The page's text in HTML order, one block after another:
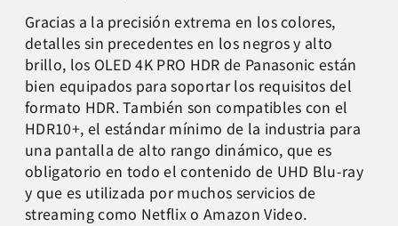
Gracias a la precisión extrema en los colores,
detalles sin precedentes en los negros y alto
brillo, los OLED 4K PRO HDR de Panasonic están
bien equipados para soportar los requisitos del
formato HDR. También son compatibles con el
HDR10+, el estándar mínimo de la industria para
una pantalla de alto rango dinámico, que es
obligatorio en todo el contenido de UHD Blu-ray
y que es utilizada por muchos servicios de
streaming como Netflix o Amazon Video.